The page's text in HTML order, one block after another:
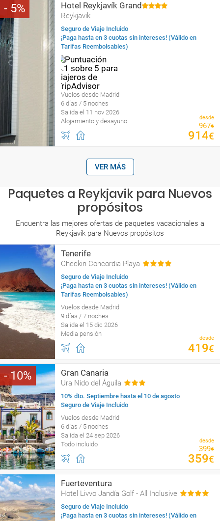
5 Hotel Reykjavík Grand
Reykjavik
Seguro de Viaje Incluido
¡Paga hasta en 3 cuotas sin intereses! (Válido en
Tarifas Reembolsables)
Vuelos desde Madrid
6 días / 5 noches
Salida el 11 nov 2026
Alojamiento y desayuno
desde
967€
914€
VER MÁS
Paquetes a Reykjavik para Nuevos
propósitos
Encuentra las mejores ofertas de paquetes vacacionales a
Reykjavik para Nuevos propósitos
Tenerife
Checkin Concordia Playa
Seguro de Viaje Incluido
¡Paga hasta en 3 cuotas sin intereses! (Válido en
Tarifas Reembolsables)
Vuelos desde Madrid
9 días / 7 noches
Salida el 15 dic 2026
Media pensión
desde
419€
10 Gran Canaria
Ura Nido del Águila
10% dto. Septiembre hasta el 10 de agosto
Seguro de Viaje Incluido
Vuelos desde Madrid
6 días / 5 noches
Salida el 24 sep 2026
Todo incluido
desde
399€
359€
Fuerteventura
Hotel Livvo Jandía Golf - All Inclusive
Seguro de Viaje Incluido
¡Paga hasta en 3 cuotas sin intereses! (Válido en